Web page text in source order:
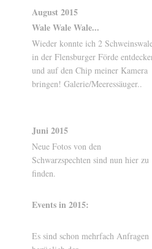
August 2015
Wale Wale Wale...
Wieder konnte ich 2
in der Flensburger Förde
und auf den Chip meiner Kamera
bringen! Galerie/Meeressäuger..
Juni 2015
Neue Fotos von den
Schwarzspechten sind nun hier zu
finden.
Events in 2015:
Es sind schon mehrfach Anfragen